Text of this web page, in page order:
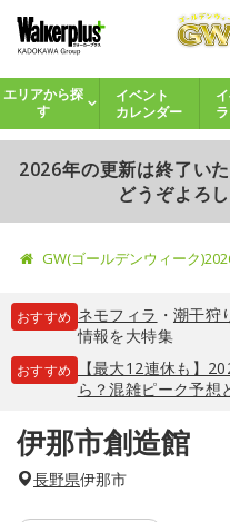
エリアから探
す
イベント
カレンダー
2026年の更新は終了い
どうぞよろ
GW(ゴールデンウィーク
おすすめ ネモフィラ ・ 潮干狩
情報を大特集
おすすめ
【最大12連休も】
ら？混雑ピーク予想
伊那市創造館
長野県伊那市